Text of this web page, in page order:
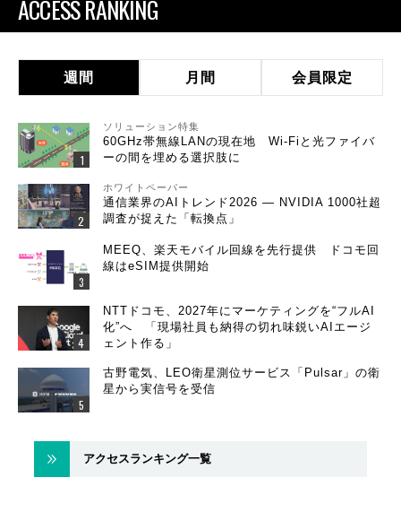
ACCESS RANKING
週間 月間 会員限定
ソリューション特集
60GHz帯無線LANの現在地 Wi-Fiと光ファイバ
ーの間を埋める選択肢に
ホワイトペーパー
通信業界のAIトレンド2026 ― NVIDIA 1000社超
調査が捉えた「転換点」
MEEQ、楽天モバイル回線を先行提供 ドコモ回
線はeSIM提供開始
NTTドコモ、2027年にマーケティングを“フルAI
化”へ 「現場社員も納得の切れ味鋭いAIエージ
ェント作る」
古野電気、LEO衛星測位サービス「Pulsar」の衛
星から実信号を受信
アクセスランキング一覧